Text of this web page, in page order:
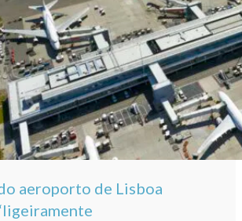
aeroporto de Lisboa